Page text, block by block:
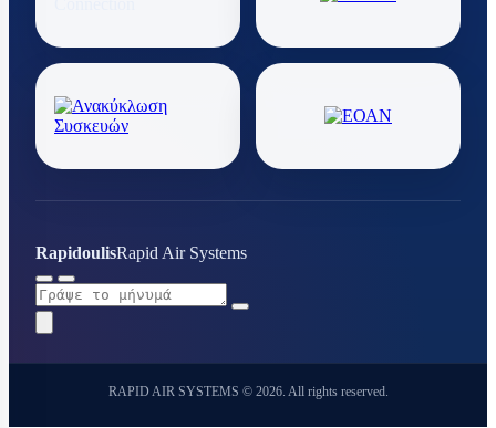
RapidoulisRapid Air Systems
RAPID AIR SYSTEMS © 2026. All rights reserved.